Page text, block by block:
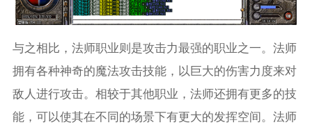
与之相比，法师职业则是攻击力最强的职业之一。法师
拥有各种神奇的魔法攻击技能，以巨大的伤害力度来对
敌人进行攻击。相较于其他职业，法师还拥有更多的技
能，可以使其在不同的场景下有更大的发挥空间。法师